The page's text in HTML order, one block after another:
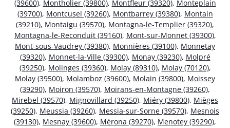
(39600), Montholier (39800), Montfleur (39320), Monteplain
(39700), Montcusel (39260), Montbarrey (39380), Montain
(39210), Montaigu (39570), Montagna-le-Templier (39320),
Montagna-le-Reconduit (39160), Mont-sur-Monnet (39300),
Mont-sous-Vaudrey (39380), Monnières (39100), Monnetay
(39320), Monnet-la-Ville (39300), Monay (39230), Molpré
(39250), Molinges (39360), Molay (89310), Molay (70120),
Molay (39500), Molamboz (39600), Molain (39800), Moissey
(39290), Moiron (39570), Moirans-en-Montagne (39260),
Mirebel (39570), Mignovillard (39250), Miéry (39800), Mièges
(39250), Meussia (39260), Messia-sur-Sorne (39570), Mesnois
(39130), Mesnay (39600), Mérona (39270), Menotey (39290),